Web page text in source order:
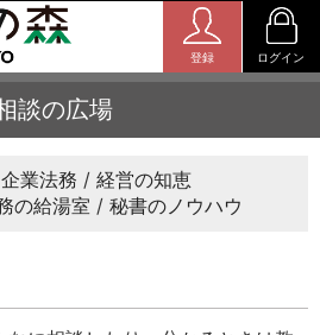
登録 ログイン
談の広場
企業法務
経営の知恵
の給湯室 秘書のノウハウ